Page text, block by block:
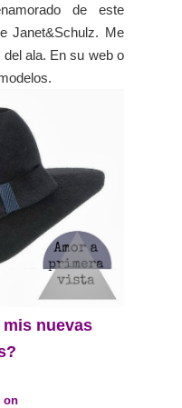
de este
Janet&Schulz. Me
ala. En su web o
nuevas
on